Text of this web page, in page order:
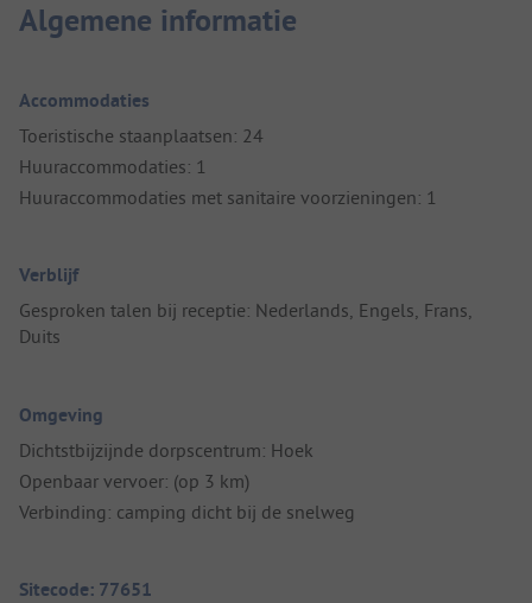
Algemene informatie
Accommodaties
Toeristische staanplaatsen: 24
Huuraccommodaties: 1
Huuraccommodaties met sanitaire voorzieningen: 1
Verblijf
Gesproken talen bij receptie: Nederlands, Engels, Frans,
Duits
Omgeving
Dichtstbijzijnde dorpscentrum: Hoek
Openbaar vervoer: (op 3 km)
Verbinding: camping dicht bij de snelweg
Sitecode: 77651